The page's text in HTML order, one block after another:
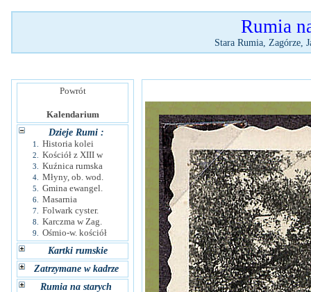
Rumia
Stara Rumia, Zagórze,
Powrót
Kalendarium
Dzieje Rumi :
1. Historia kolei
2. Kościół z XIII w
3. Kuźnica rumska
4. Młyny, ob. wod.
5. Gmina ewangel.
6. Masarnia
7. Folwark cyster.
8. Karczma w Zag.
9.
Ośmio-w. kościół
Kartki rumskie
Zatrzymane w kadrze
Rumia na starych